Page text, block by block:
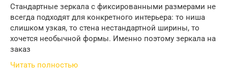
Стандартные зеркала с фиксированными размерами не
всегда подходят для конкретного интерьера: то ниша
слишком узкая, то стена нестандартной ширины, то
хочется необычной формы. Именно поэтому зеркала на
заказ
Читать полностью